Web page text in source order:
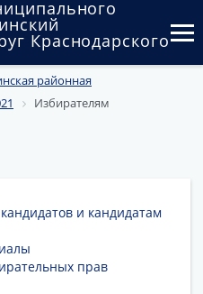
Краснодарского
контроль
обсуждения
районная
Избирателям
и кандидатам
прав